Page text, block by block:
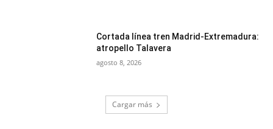
Cortada línea tren Madrid-Extremadura:
atropello Talavera
agosto 8, 2026
Cargar más